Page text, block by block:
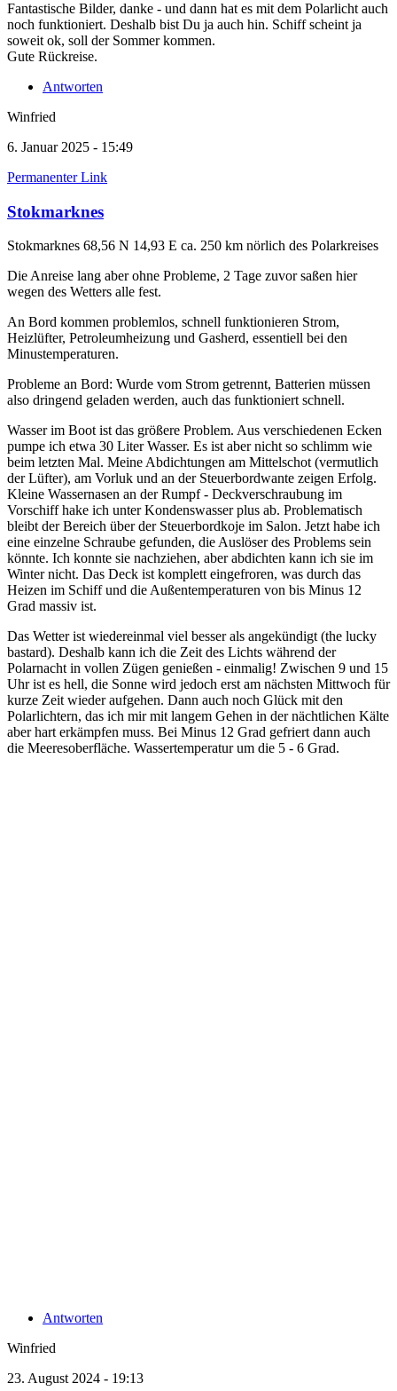
Fantastische Bilder, danke - und dann hat es mit dem Polarlicht auch
noch funktioniert. Deshalb bist Du ja auch hin. Schiff scheint ja
soweit ok, soll der Sommer kommen.
Gute Rückreise.
Antworten
Winfried
6. Januar 2025 - 15:49
Permanenter Link
Stokmarknes
Stokmarknes 68,56 N 14,93 E ca. 250 km nörlich des Polarkreises
Die Anreise lang aber ohne Probleme, 2 Tage zuvor saßen hier
wegen des Wetters alle fest.
An Bord kommen problemlos, schnell funktionieren Strom,
Heizlüfter, Petroleumheizung und Gasherd, essentiell bei den
Minustemperaturen.
Probleme an Bord: Wurde vom Strom getrennt, Batterien müssen
also dringend geladen werden, auch das funktioniert schnell.
Wasser im Boot ist das größere Problem. Aus verschiedenen Ecken
pumpe ich etwa 30 Liter Wasser. Es ist aber nicht so schlimm wie
beim letzten Mal. Meine Abdichtungen am Mittelschot (vermutlich
der Lüfter), am Vorluk und an der Steuerbordwante zeigen Erfolg.
Kleine Wassernasen an der Rumpf - Deckverschraubung im
Vorschiff hake ich unter Kondenswasser plus ab. Problematisch
bleibt der Bereich über der Steuerbordkoje im Salon. Jetzt habe ich
eine einzelne Schraube gefunden, die Auslöser des Problems sein
könnte. Ich konnte sie nachziehen, aber abdichten kann ich sie im
Winter nicht. Das Deck ist komplett eingefroren, was durch das
Heizen im Schiff und die Außentemperaturen von bis Minus 12
Grad massiv ist.
Das Wetter ist wiedereinmal viel besser als angekündigt (the lucky
bastard). Deshalb kann ich die Zeit des Lichts während der
Polarnacht in vollen Zügen genießen - einmalig! Zwischen 9 und 15
Uhr ist es hell, die Sonne wird jedoch erst am nächsten Mittwoch für
kurze Zeit wieder aufgehen. Dann auch noch Glück mit den
Polarlichtern, das ich mir mit langem Gehen in der nächtlichen Kälte
aber hart erkämpfen muss. Bei Minus 12 Grad gefriert dann auch
die Meeresoberfläche. Wassertemperatur um die 5 - 6 Grad.
Antworten
Winfried
23. August 2024 - 19:13